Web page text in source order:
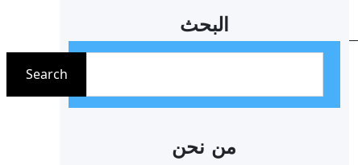
البحث
ب
Search
من نحن